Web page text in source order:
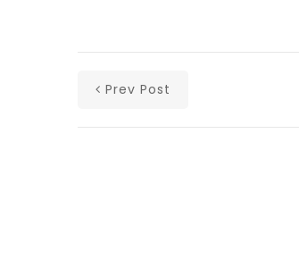
Prev Post